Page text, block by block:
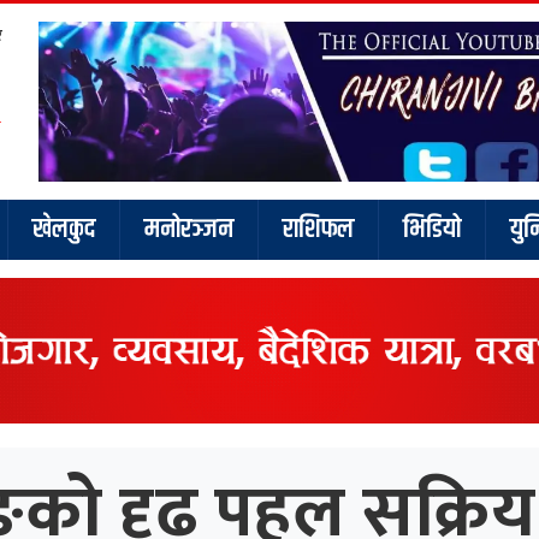
खेलकुद मनोरञ्जन राशिफल भिडियो
दृढ पहल